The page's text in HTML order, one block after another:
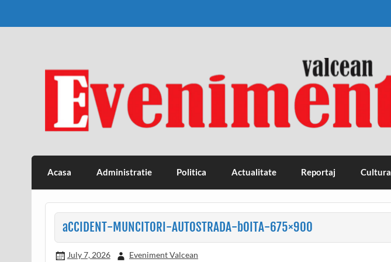
Eveniment Valcean
Acasa Administratie Politica Actualitate Reportaj Cultura
aCCIDENT-MUNCITORI-AUTOSTRADA-bOITA-675×900
July 7, 2026 Eveniment Valcean